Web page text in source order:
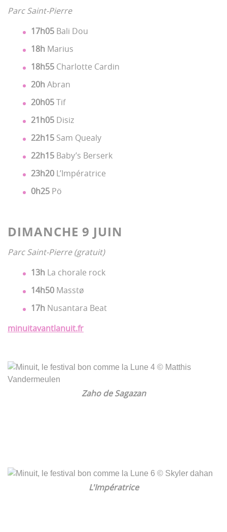
Parc Saint-Pierre
17h05 Bali Dou
18h Marius
18h55 Charlotte Cardin
20h Abran
20h05Tif
21h05 Disiz
22h15 Sam Quealy
22h15 Baby’s Berserk
23h20 L’Impératrice
0h25 Pö
DIMANCHE 9 JUIN
Parc Saint-Pierre (gratuit)
13h La chorale rock
14h50 Masstø
17h Nusantara Beat
minuitavantlanuit.fr
Zaho de Sagazan
L'Impératrice